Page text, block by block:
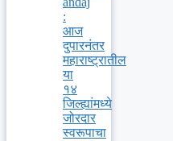
:
आज
दुपारनंतर
महाराष्ट्रातील
या
१४
जिल्ह्यांमध्ये
जोरदार
स्वरूपाचा